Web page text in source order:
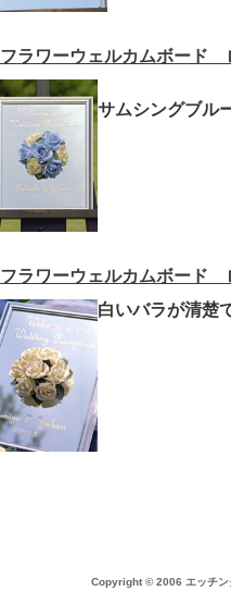
フラワーウェルカムボード
サムシングブル
フラワーウェルカムボード
白いバラが清楚
Copyright © 2006 エッチ